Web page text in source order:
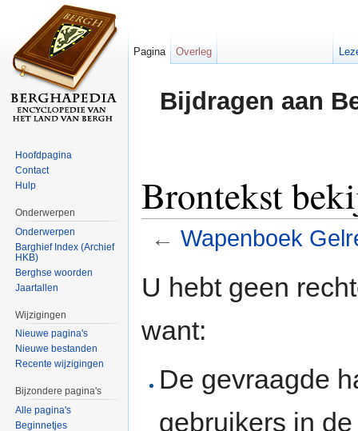
Bijdragen aan
Brontekst
← Wapenboek
U hebt geen
want:
De gevraagde
gebruikers in
Pagina Overleg
Hoofdpagina
Contact
Hulp
Onderwerpen
Onderwerpen
Barghief Index (Archief
HKB)
Berghse woorden
Jaartallen
Wijzigingen
Nieuwe pagina's
Nieuwe bestanden
Recente wijzigingen
Bijzondere pagina's
Alle pagina's
Beginnetjes